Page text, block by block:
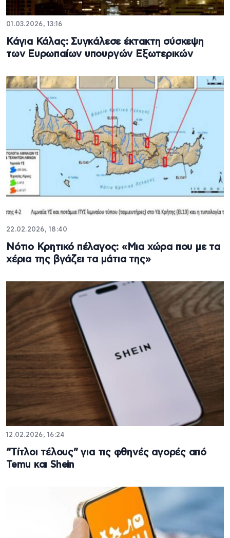
01.03.2026, 13:16
Κάγια Κάλας: Συγκάλεσε έκτακτη σύσκεψη
των Ευρωπαίων υπουργών Εξωτερικών
22.02.2026, 18:40
Νότιο Κρητικό πέλαγος: «Μια χώρα που με τα
χέρια της βγάζει τα μάτια της»
12.02.2026, 16:24
“Tίτλοι τέλους” για τις φθηνές αγορές από
Temu και Shein